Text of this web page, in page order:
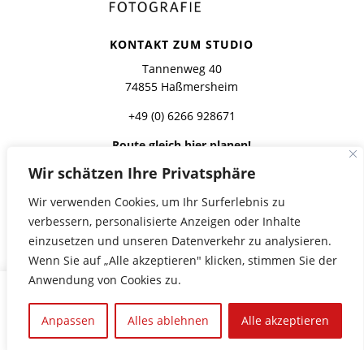
Wir schätzen Ihre Privatsphäre
Wir verwenden Cookies, um Ihr Surferlebnis zu
verbessern, personalisierte Anzeigen oder Inhalte
einzusetzen und unseren Datenverkehr zu analysieren.
Wenn Sie auf „Alle akzeptieren" klicken, stimmen Sie der
Anwendung von Cookies zu.
Anpassen Alles ablehnen Alle akzeptieren
KONTAKT ZUM STUDIO
Tannenweg 40
74855 Haßmersheim
+49 (0) 6266 928671
Route gleich hier planen!
FOLGT UNS HIER
© Studio Wisura GmbH 2026
Impressum
Disclaimer